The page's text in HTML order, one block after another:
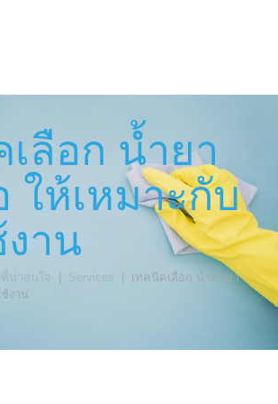
ลือก น้ำยา
ให้เหมาะกับ
าน
ที่น่าสนใจ Services
เทคนิคเลือก น้ำยาฆ่า
งาน